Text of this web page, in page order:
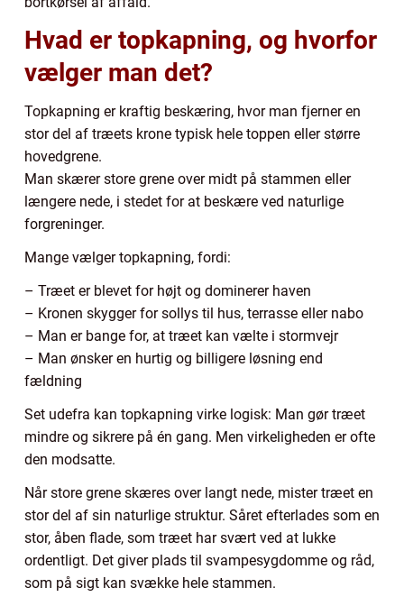
Hvad er topkapning, og hvorfor
vælger man det?
Topkapning er kraftig beskæring, hvor man fjerner en
stor del af træets krone typisk hele toppen eller større
hovedgrene.
Man skærer store grene over midt på stammen eller
længere nede, i stedet for at beskære ved naturlige
forgreninger.
Mange vælger topkapning, fordi:
– Træet er blevet for højt og dominerer haven
– Kronen skygger for sollys til hus, terrasse eller nabo
– Man er bange for, at træet kan vælte i stormvejr
– Man ønsker en hurtig og billigere løsning end
fældning
Set udefra kan topkapning virke logisk: Man gør træet
mindre og sikrere på én gang. Men virkeligheden er ofte
den modsatte.
Når store grene skæres over langt nede, mister træet en
stor del af sin naturlige struktur. Såret efterlades som en
stor, åben flade, som træet har svært ved at lukke
ordentligt. Det giver plads til svampesygdomme og råd,
som på sigt kan svække hele stammen.